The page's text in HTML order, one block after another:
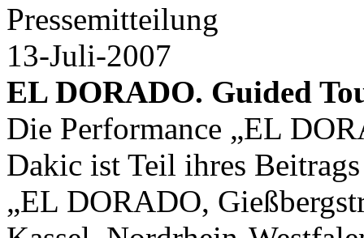
Pressemitteilung
13-Juli-2007
EL DORADO. Guided
Die Performance „EL
Dakic ist Teil ihres
„EL DORADO,